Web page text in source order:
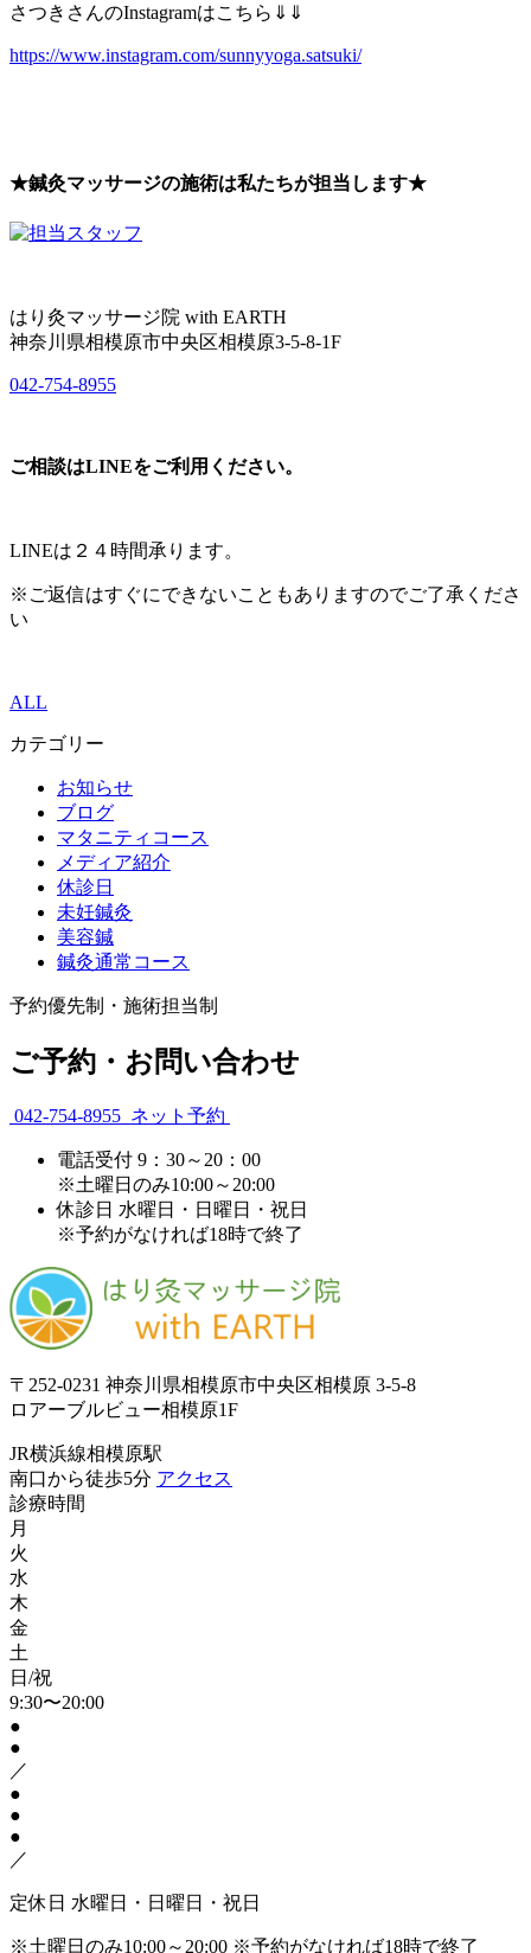
さつきさんのInstagramはこちら⇓⇓
https://www.instagram.com/sunnyyoga.satsuki/
★鍼灸マッサージの施術は私たちが担当します★
はり灸マッサージ院 with EARTH
神奈川県相模原市中央区相模原3-5-8-1F
042-754-8955
ご相談はLINEをご利用ください。
LINEは２４時間承ります。
※ご返信はすぐにできないこともありますのでご了承くださ
い
ALL
カテゴリー
お知らせ
ブログ
マタニティコース
メディア紹介
休診日
未妊鍼灸
美容鍼
鍼灸通常コース
予約優先制・施術担当制
ご予約・お問い合わせ
042-754-8955 ネット予約
電話受付 9：30～20：00
※土曜日のみ10:00～20:00
休診日 水曜日・日曜日・祝日
※予約がなければ18時で終了
〒252-0231 神奈川県相模原市中央区相模原 3-5-8
ロアーブルビュー相模原1F
JR横浜線相模原駅
南口から徒歩5分 アクセス
診療時間
月
火
水
木
金
土
日/祝
9:30〜20:00
●
●
／
●
●
●
／
定休日 水曜日・日曜日・祝日
※土曜日のみ10:00～20:00 ※予約がなければ18時で終了